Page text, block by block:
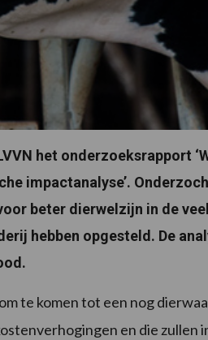
het onderzoeksrapport
impactanalyse’.
beter dierwelzijn in de
hebben opgesteld. De
te komen tot een nog
en die zullen